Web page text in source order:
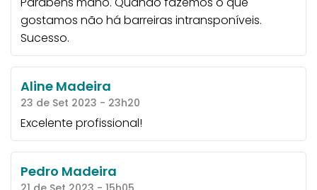
gostamos não há barreiras intransponíveis.
Sucesso.
Aline Madeira
23 de Set 2023 - 23h20
Excelente profissional!
Pedro Madeira